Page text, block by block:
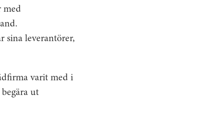
med
sina leverantörer,
varit med i
ut